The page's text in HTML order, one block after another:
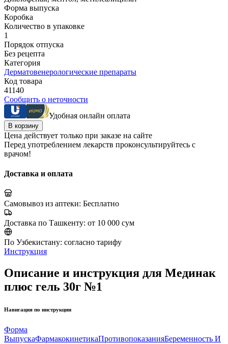
Форма выпуска
Коробка
Количество в упаковке
1
Порядок отпуска
Без рецепта
Категория
Дерматовенерологические препараты
Код товара
41140
Сообщить о неточности
Удобная онлайн оплата
В корзину
Цена действует только при заказе на сайте
Перед употреблением лекарств проконсультируйтесь с
врачом!
Доставка и оплата
Самовывоз из аптеки: Бесплатно
Доставка по Ташкенту: от 10 000 сум
По Узбекистану: согласно тарифу
Инструкция
Описание и инструкция для Мединак
плюс гель 30г №1
Навигация по инструкции
Форма
ВыпускаФармакокинетикаПротивопоказанияБеременность И